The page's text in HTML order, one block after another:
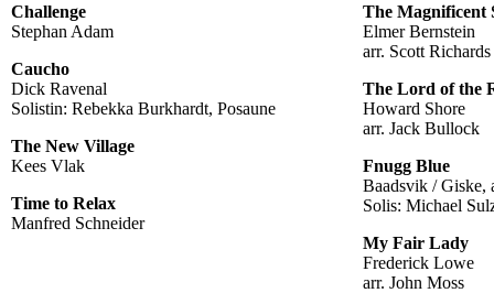
Challenge
Stephan Adam
Caucho
Dick Ravenal
Solistin: Rebekka Burkhardt, Posaune
The New Village
Kees Vlak
Time to Relax
Manfred Schneider
The Magnificent
Elmer Bernstein
arr. Scott Richards
The Lord of the
Howard Shore
arr. Jack Bullock
Fnugg Blue
Baadsvik / Giske,
Solis: Michael
My Fair Lady
Frederick Lowe
arr. John Moss